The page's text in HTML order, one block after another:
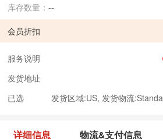
库存数量：--
会员折扣
服务说明
发货地址
已选
发货区域:US, 发货物流
详细信息 物流&支付信息